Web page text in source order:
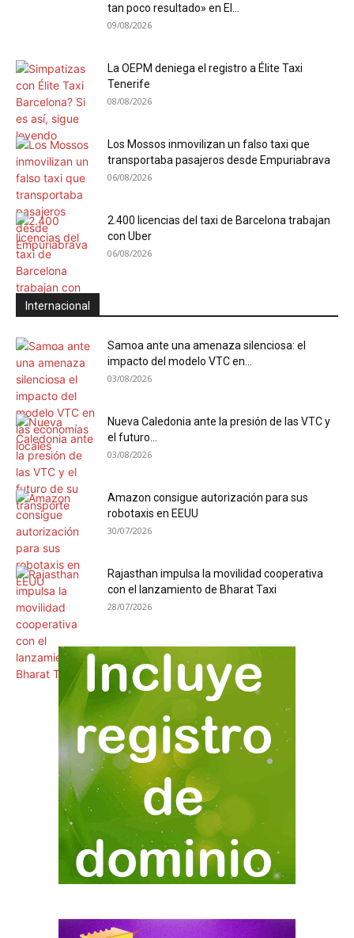
tan poco resultado» en El...
09/08/2026
La OEPM deniega el registro a Élite Taxi
Tenerife
08/08/2026
Los Mossos inmovilizan un falso taxi que
transportaba pasajeros desde Empuriabrava
06/08/2026
2.400 licencias del taxi de Barcelona trabajan
con Uber
06/08/2026
Internacional
Samoa ante una amenaza silenciosa: el
impacto del modelo VTC en...
03/08/2026
Nueva Caledonia ante la presión de las VTC y
el futuro...
03/08/2026
Amazon consigue autorización para sus
robotaxis en EEUU
30/07/2026
Rajasthan impulsa la movilidad cooperativa
con el lanzamiento de Bharat Taxi
28/07/2026